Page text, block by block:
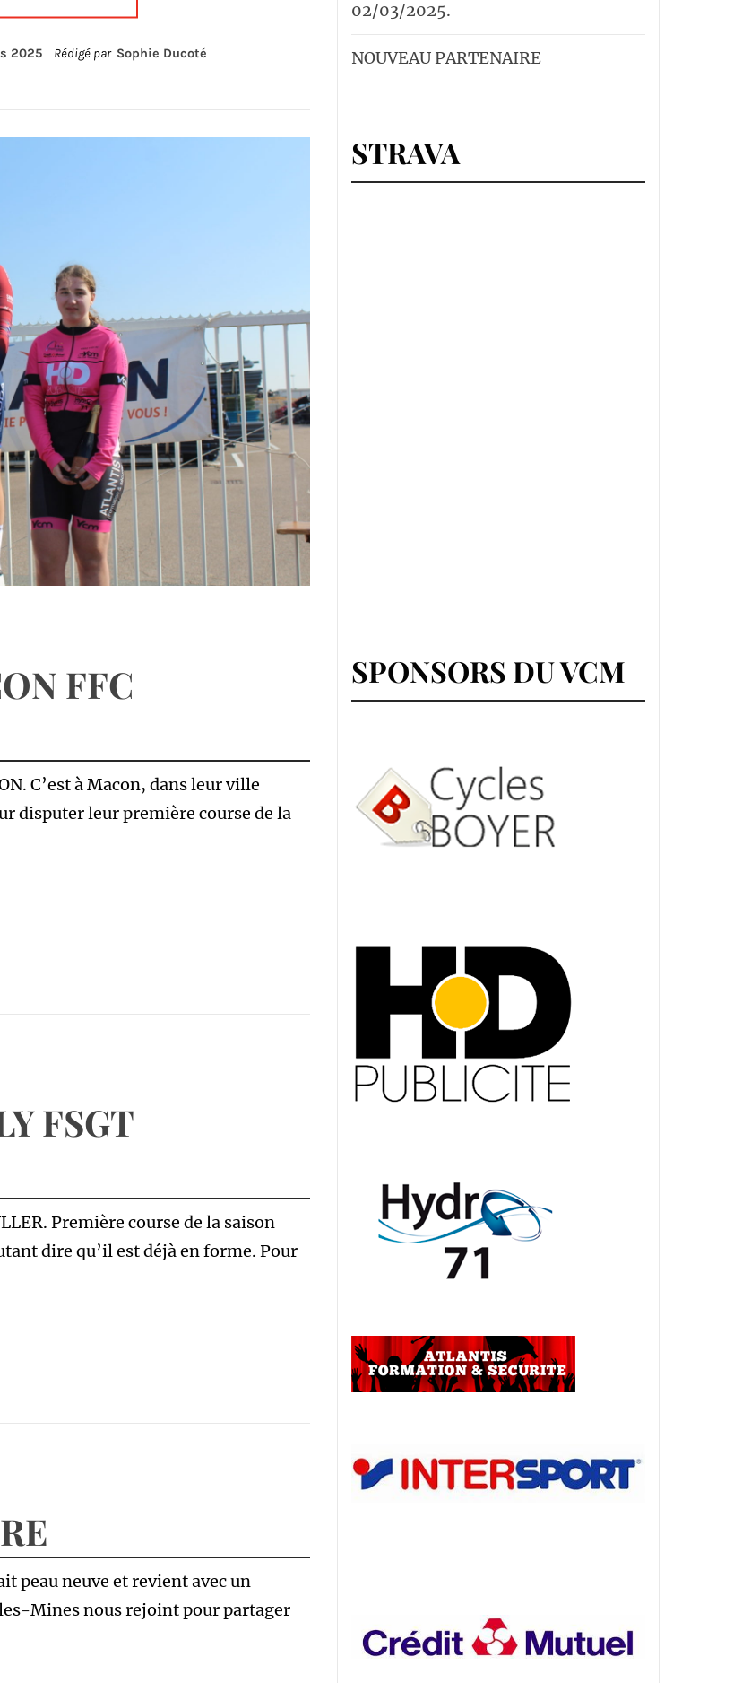
2025 Rédigé par Sophie Ducoté
FFC
C’est à Macon, dans leur ville
disputer leur première course de la
FSGT
Première course de la saison
dire qu’il est déjà en forme. Pour
peau neuve et revient avec un
Mines nous rejoint pour partager
02/03/2025.
NOUVEAU PARTENAIRE
STRAVA
SPONSORS DU VCM